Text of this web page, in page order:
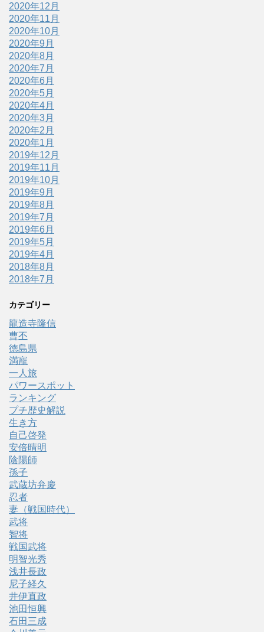
2020年12月
2020年11月
2020年10月
2020年9月
2020年8月
2020年7月
2020年6月
2020年5月
2020年4月
2020年3月
2020年2月
2020年1月
2019年12月
2019年11月
2019年10月
2019年9月
2019年8月
2019年7月
2019年6月
2019年5月
2019年4月
2018年8月
2018年7月
カテゴリー
龍造寺隆信
曹丕
徳島県
満寵
一人旅
パワースポット
ランキング
プチ歴史解説
生き方
自己啓発
安倍晴明
陰陽師
孫子
武蔵坊弁慶
忍者
妻（戦国時代）
武将
智将
戦国武将
明智光秀
浅井長政
尼子経久
井伊直政
池田恒興
石田三成